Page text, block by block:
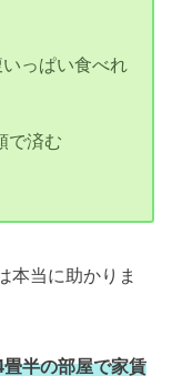
っぱい食べれ
で済む
本当に助かりま
畳半の部屋で家賃